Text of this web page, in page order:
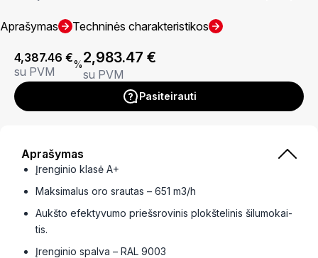
Aprašymas Techninės charakteristikos
4,387.46 €
su PVM
%2,983.47 €
su PVM
Pasiteirauti
Aprašymas
Įren­gi­nio klasė A+
Maksi­ma­lus oro srau­tas – 651 m3/h
Aukšto efek­ty­vumo priešsro­vi­nis plokš­te­li­nis šilu­mo­kai­
tis.
Įren­gi­nio spalva – RAL 9003